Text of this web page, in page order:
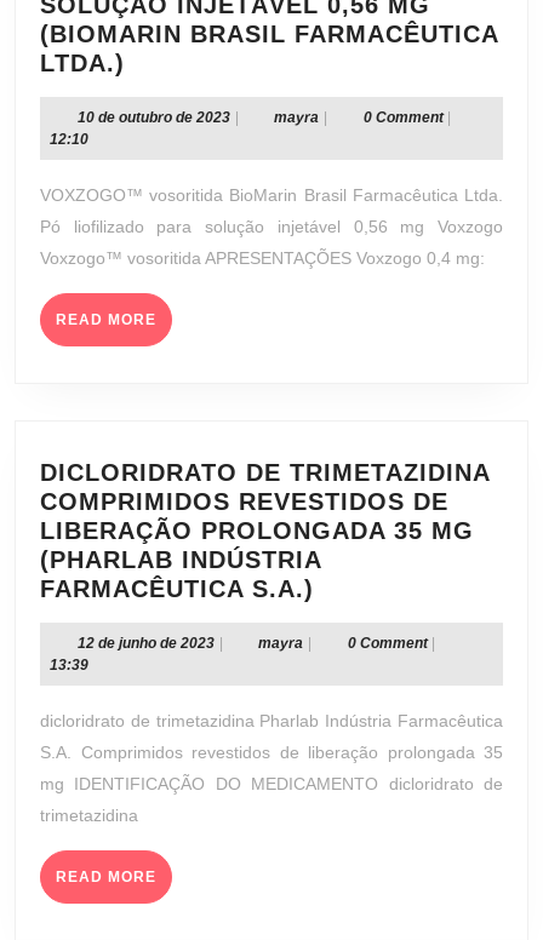
(BIOMARIN BRASIL FARMACÊUTICA
LTDA.)
PÓ
LIOFILIZADO
INJETÁVEL
0,56
MG
(BIOMARIN
BRASIL
FARMACÊUTICA
10 de outubro de 202310
outubro
2023
mayra mayra 0 Comment
12:10
VOXZOGO™ vosoritida BioMarin Brasil Farmacêutica Ltda.
Pó liofilizado para solução injetável 0,56 mg Voxzogo
Voxzogo™ vosoritida APRESENTAÇÕES Voxzogo 0,4 mg:
READ MORE READ
MORE
DICLORIDRATO DE TRIMETAZIDINA
COMPRIMIDOS REVESTIDOS DE
LIBERAÇÃO PROLONGADA 35 MG
(PHARLAB INDÚSTRIA
FARMACÊUTICA S.A.)
DE
TRIMETAZIDINA
DE
LIBERAÇÃO
PROLONGADA
12 de junho de 202312
junho
2023
mayra mayra 0 Comment
13:39
dicloridrato de trimetazidina Pharlab Indústria Farmacêutica
S.A. Comprimidos revestidos de liberação prolongada 35
mg IDENTIFICAÇÃO DO MEDICAMENTO dicloridrato de
trimetazidina
READ MORE READ
MORE